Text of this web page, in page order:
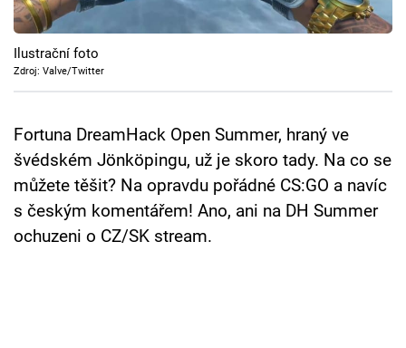
Cool Esport
Pořady
Sledujte prima+
Přihlášení
Ilustrační foto
Zdroj: Valve/Twitter
Fortuna DreamHack Open Summer, hraný ve
švédském Jönköpingu, už je skoro tady. Na co se
můžete těšit? Na opravdu pořádné CS:GO a navíc
s českým komentářem! Ano, ani na DH Summer
ochuzeni o CZ/SK stream.